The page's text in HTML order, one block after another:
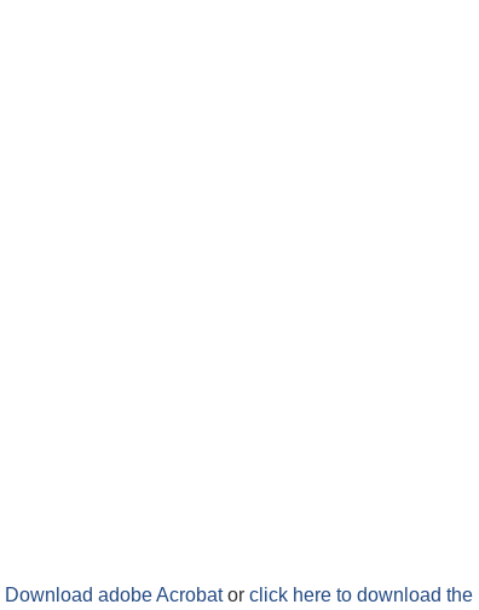
Download adobe Acrobator click here to download the